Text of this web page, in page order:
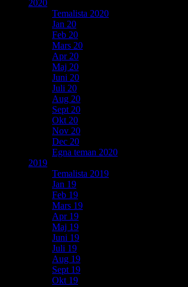
2020
Temalista 2020
Jan 20
Feb 20
Mars 20
Apr 20
Maj 20
Juni 20
Juli 20
Aug 20
Sept 20
Okt 20
Nov 20
Dec 20
Egna teman 2020
2019
Temalista 2019
Jan 19
Feb 19
Mars 19
Apr 19
Maj 19
Juni 19
Juli 19
Aug 19
Sept 19
Okt 19